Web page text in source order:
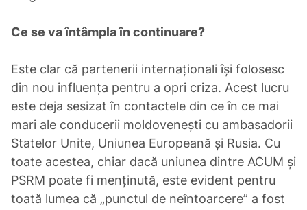
Ce se va întâmpla în continuare?
Este clar că partenerii internaționali își folosesc
din nou influența pentru a opri criza. Acest lucru
este deja sesizat în contactele din ce în ce mai
mari ale conducerii moldovenești cu ambasadorii
Statelor Unite, Uniunea Europeană și Rusia. Cu
toate acestea, chiar dacă uniunea dintre ACUM și
PSRM poate fi menținută, este evident pentru
toată lumea că „punctul de neîntoarcere” a fost